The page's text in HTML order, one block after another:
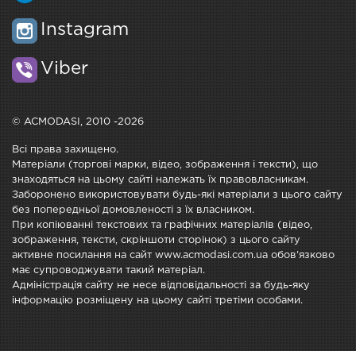
Instagram
Viber
© ACMODASI, 2010 -2026
Всі права захищено.
Матеріали (торгові марки, відео, зображення і тексти), що
знаходяться на цьому сайті належать їх правовласникам.
Заборонено використовувати будь-які матеріали з цього сайту
без попередньої домовленості з їх власником.
При копіюванні текстових та графічних матеріалів (відео,
зображення, тексти, скріншоти сторінок) з цього сайту
активне посилання на сайт www.acmodasi.com.ua обов'язково
має супроводжувати такий матеріал.
Адміністрація сайту не несе відповідальності за будь-яку
інформацію розміщену на цьому сайті третіми особами.